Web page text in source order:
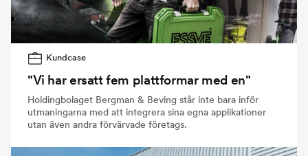
Kundcase
"Vi har ersatt fem plattformar med en"
Holdingbolaget Bergman & Beving står inte bara inför
utmaningarna med att integrera sina egna applikationer
utan även andra förvärvade företags.